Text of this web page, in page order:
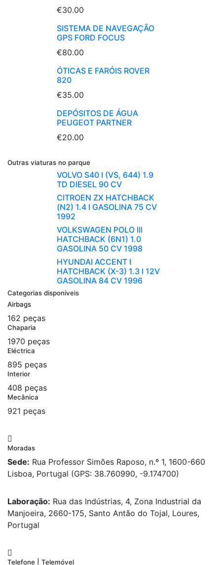
€30.00
SISTEMA DE NAVEGAÇÃO
GPS FORD FOCUS
€80.00
ÓTICAS E FARÓIS ROVER
820
€35.00
DEPÓSITOS DE ÁGUA
PEUGEOT PARTNER
€20.00
Outras viaturas no parque
VOLVO S40 I (VS, 644) 1.9
TD DIESEL 90 CV
CITROEN ZX HATCHBACK
(N2) 1.4 I GASOLINA 75 CV
1992
VOLKSWAGEN POLO III
HATCHBACK (6N1) 1.0
GASOLINA 50 CV 1998
HYUNDAI ACCENT I
HATCHBACK (X-3) 1.3 I 12V
GASOLINA 84 CV 1996
Categorias disponíveis
Airbags
162 peças
Chaparia
1970 peças
Eléctrica
895 peças
Interior
408 peças
Mecânica
921 peças
Moradas
Sede: Rua Professor Simões Raposo, n.º 1, 1600-660
Lisboa, Portugal (GPS: 38.760990, -9.174700)
Laboração: Rua das Indústrias, 4, Zona Industrial da
Manjoeira, 2660-175, Santo Antão do Tojal, Loures,
Portugal
Telefone | Telemóvel